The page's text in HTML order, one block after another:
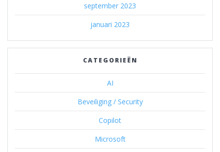
september 2023
januari 2023
CATEGORIEËN
AI
Beveiliging / Security
Copilot
Microsoft